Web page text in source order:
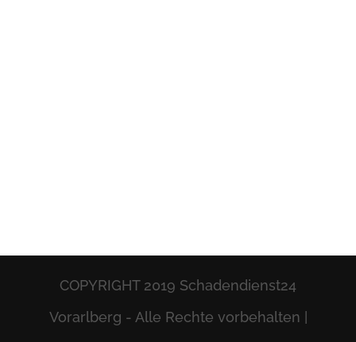
COPYRIGHT 2019 Schadendienst24
Vorarlberg - Alle Rechte vorbehalten |